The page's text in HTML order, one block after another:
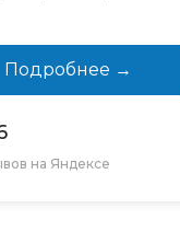
Подробнее →
на Яндексе